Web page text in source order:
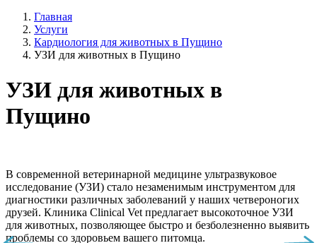
Главная
Услуги
Кардиология для животных в Пущино
УЗИ для животных в Пущино
УЗИ для животных в
Пущино
В современной ветеринарной медицине ультразвуковое
исследование (УЗИ) стало незаменимым инструментом для
диагностики различных заболеваний у наших четвероногих
друзей. Клиника Clinical Vet предлагает высокоточное УЗИ
для животных, позволяющее быстро и безболезненно выявить
проблемы со здоровьем вашего питомца.